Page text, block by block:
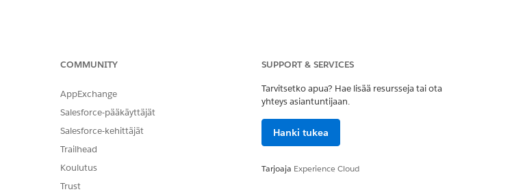
COMMUNITY
AppExchange
Salesforce-pääkäyttäjät
Salesforce-kehittäjät
Trailhead
Koulutus
Trust
SUPPORT & SERVICES
Tarvitsetko apua? Hae lisää resursseja tai ota
yhteys asiantuntijaan.
Hanki tukea
Tarjoaja Experience Cloud